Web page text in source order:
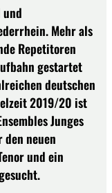
Mehr als
Repetitoren
gestartet
deutschen
2019/20 ist
Junges
den neuen
und ein